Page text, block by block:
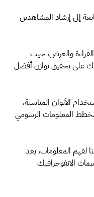
إلى إرشاد المشاهدين
والعرض، حيث
على تحقيق توازن أفضل
الألوان المناسبة،
المعلومات الرسومي
لفهم المعلومات، يعد
الانفوجرافيك